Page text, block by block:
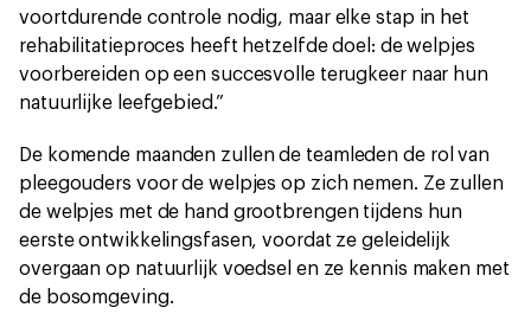
voortdurende controle nodig, maar elke stap in het
rehabilitatieproces heeft hetzelfde doel: de welpjes
voorbereiden op een succesvolle terugkeer naar hun
natuurlijke leefgebied.”
De komende maanden zullen de teamleden de rol van
pleegouders voor de welpjes op zich nemen. Ze zullen
de welpjes met de hand grootbrengen tijdens hun
eerste ontwikkelingsfasen, voordat ze geleidelijk
overgaan op natuurlijk voedsel en ze kennis maken met
de bosomgeving.